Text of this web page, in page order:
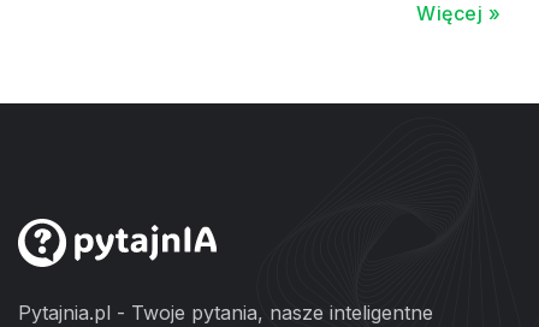
Więcej »
Pytajnia.pl - Twoje pytania, nasze inteligentne